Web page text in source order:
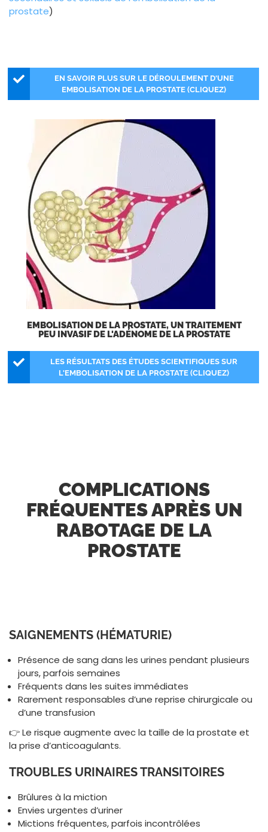
prostate)
EN SAVOIR PLUS SUR LE DÉROULEMENT D'UNE
EMBOLISATION DE LA PROSTATE (CLIQUEZ)
EMBOLISATION DE LA PROSTATE, UN TRAITEMENT
PEU INVASIF DE L'ADÉNOME DE LA PROSTATE
LES RÉSULTATS DES ÉTUDES SCIENTIFIQUES SUR
L'EMBOLISATION DE LA PROSTATE (CLIQUEZ)
COMPLICATIONS
FRÉQUENTES APRÈS UN
RABOTAGE DE LA
PROSTATE
SAIGNEMENTS (HÉMATURIE)
Présence de sang dans les urines pendant plusieurs
jours, parfois semaines
Fréquents dans les suites immédiates
Rarement responsables d’une reprise chirurgicale ou
d’une transfusion
👉 Le risque augmente avec la taille de la prostate et
la prise d’anticoagulants.
TROUBLES URINAIRES TRANSITOIRES
Brûlures à la miction
Envies urgentes d’uriner
Mictions fréquentes, parfois incontrôlées